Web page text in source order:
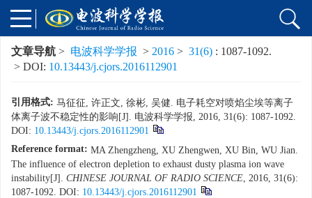
文章导航 > 电波科学学报 > 2016 > 31(6) : 1087-1092.
> DOI: 10.13443/j.cjors.2016112901
引用格式: 马征征, 许正文, 徐彬, 吴健. 电子耗空对喷焰尘埃等离子
体离子波不稳定性的影响[J]. 电波科学学报, 2016, 31(6): 1087-1092.
DOI: 10.13443/j.cjors.2016112901
Reference format: MA Zhengzheng, XU Zhengwen, XU Bin, WU Jian.
The influence of electron depletion to exhaust dusty plasma ion wave
instability[J]. CHINESE JOURNAL OF RADIO SCIENCE, 2016, 31(6):
1087-1092. DOI: 10.13443/j.cjors.2016112901